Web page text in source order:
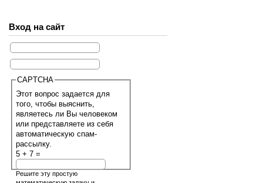
Вход на сайт
CAPTCHA
Этот вопрос задается для
того, чтобы выяснить,
являетесь ли Вы человеком
или представляете из себя
автоматическую спам-
рассылку.
5 + 7 =
Решите эту простую